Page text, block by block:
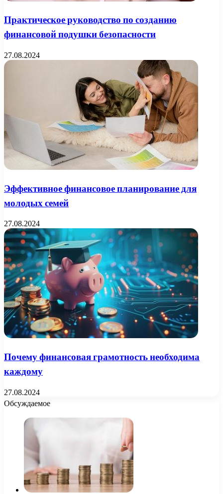
Практическое руководство по созданию
финансовой подушки безопасности
27.08.2024
Эффективное финансовое планирование для
молодых семей
27.08.2024
Почему финансовая грамотность необходима
каждому
27.08.2024
Обсуждаемое